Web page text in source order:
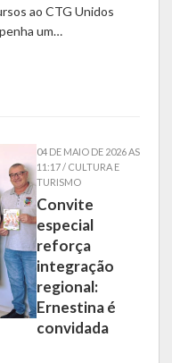
ao CTG Unidos
um…
04 DE MAIO DE 2026 AS
11:17 / CULTURA E
TURISMO
Convite
especial
reforça
integração
regional:
Ernestina é
convidada